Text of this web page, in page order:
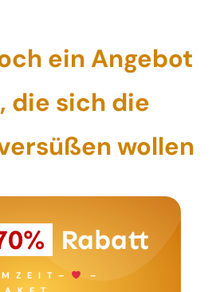
ein Angebot
die sich die
wollen
Rabatt
–